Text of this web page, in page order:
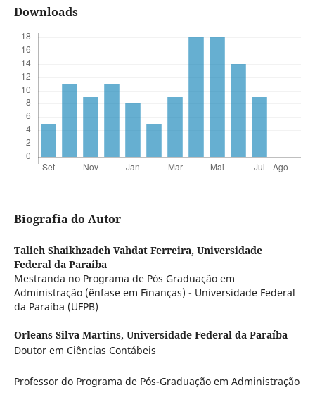
Downloads
Biografia do Autor
Talieh Shaikhzadeh Vahdat Ferreira, Universidade
Federal da Paraíba
Mestranda no Programa de Pós Graduação em
Administração (ênfase em Finanças) - Universidade Federal
da Paraíba (UFPB)
Orleans Silva Martins, Universidade Federal da Paraíba
Doutor em Ciências Contábeis
Professor do Programa de Pós-Graduação em Administração